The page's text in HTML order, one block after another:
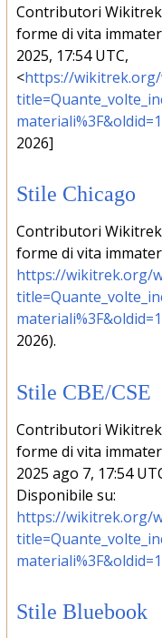
Contributori
forme di vita
2025, 17:54 UTC,
<https://wikitrek.org/
2026]
Stile Chicago
Contributori
forme di vita
https://wikitrek.org/
2026).
Stile CBE/CSE
Contributori
forme di vita
2025 ago 7, 17:54
Disponibile su:
https://wikitrek.org/
Stile Bluebook